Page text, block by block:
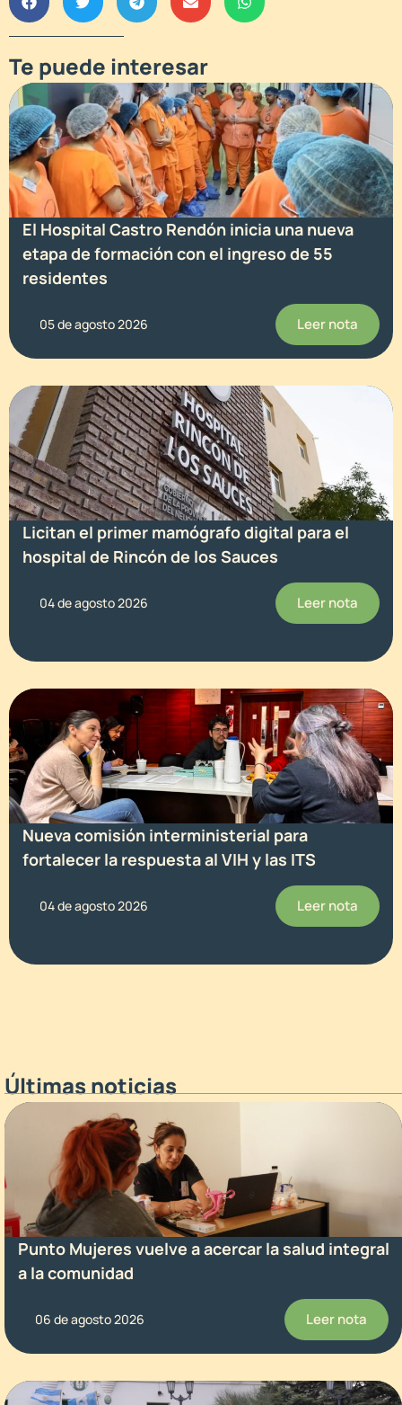
Te puede interesar
El Hospital Castro Rendón inicia una nueva
etapa de formación con el ingreso de 55
residentes
05 de agosto 2026 Leer nota
Licitan el primer mamógrafo digital para el
hospital de Rincón de los Sauces
04 de agosto 2026 Leer nota
Nueva comisión interministerial para
fortalecer la respuesta al VIH y las ITS
04 de agosto 2026 Leer nota
Últimas noticias
Punto Mujeres vuelve a acercar la salud integral
a la comunidad
06 de agosto 2026 Leer nota